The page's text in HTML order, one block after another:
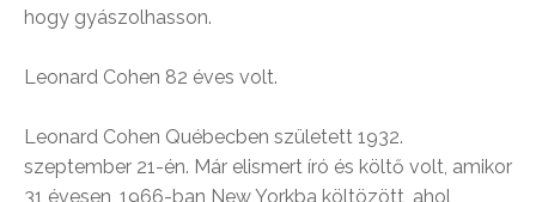
hogy gyászolhasson.
Leonard Cohen 82 éves volt.
Leonard Cohen Québecben született 1932.
szeptember 21-én. Már elismert író és költő volt, amikor
31 évesen, 1966-ban New Yorkba költözött, ahol